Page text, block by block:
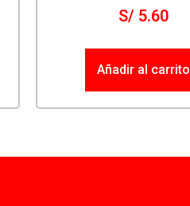
S/5.60
Añadir al carrito